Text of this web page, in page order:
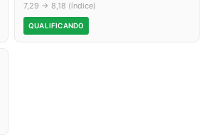
7,29 → 8,18 (índice)
QUALIFICANDO